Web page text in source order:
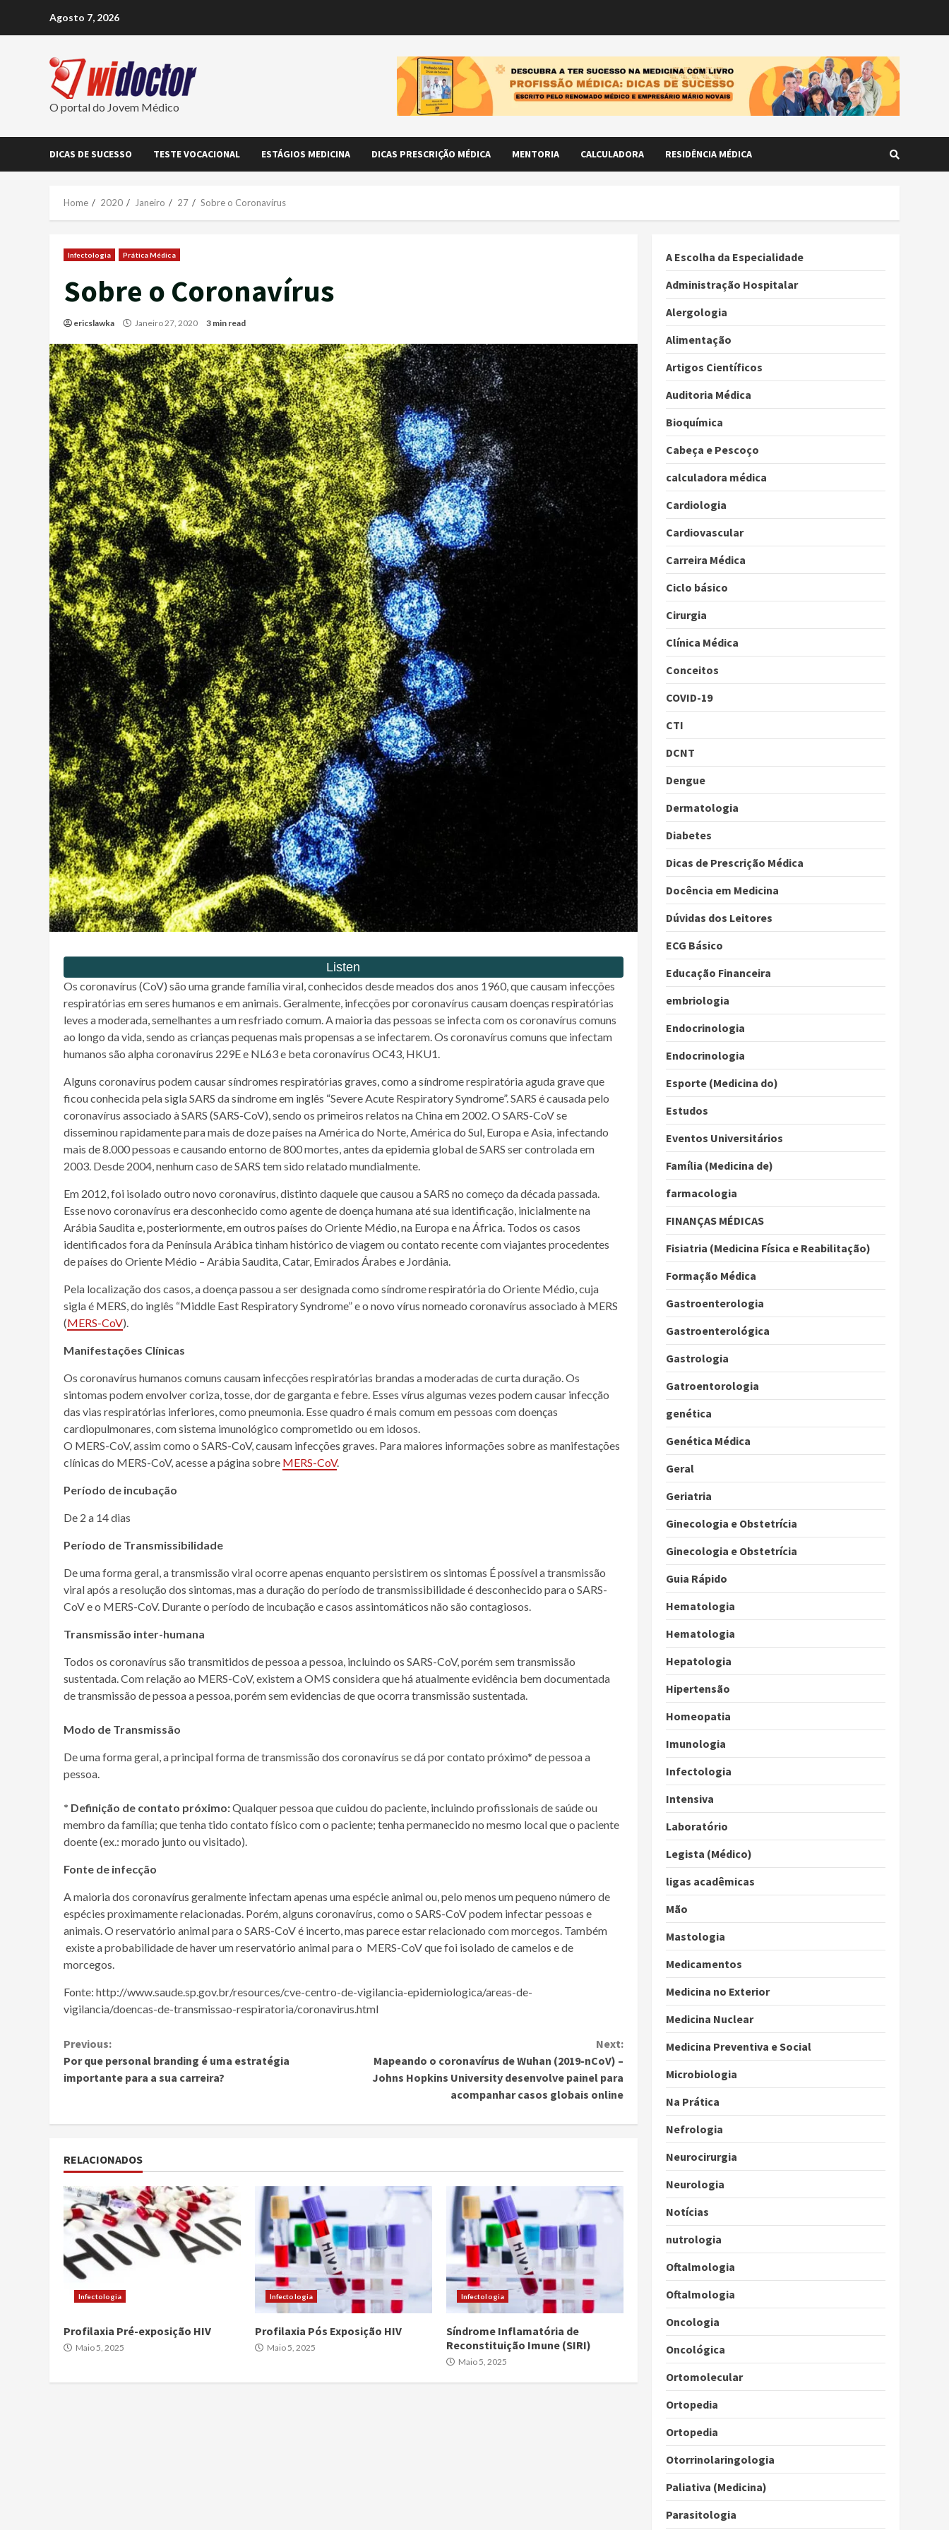
Agosto 7, 2026
O portal do Jovem Médico
DICAS DE SUCESSO TESTE VOCACIONAL ESTÁGIOS MEDICINA DICAS PRESCRIÇÃO MÉDICA MENTORIA CALCULADORA RESIDÊNCIA MÉDICA
Home 2020 Janeiro 27 Sobre o Coronavírus
Infectologia Prática Médica
Sobre o Coronavírus
ericslawka Janeiro 27, 2020 3 min read
Os coronavírus (CoV) são uma grande família viral, conhecidos desde meados dos anos 1960, que causam infecções
respiratórias em seres humanos e em animais. Geralmente, infecções por coronavírus causam doenças respiratórias
leves a moderada, semelhantes a um resfriado comum. A maioria das pessoas se infecta com os coronavírus comuns
ao longo da vida, sendo as crianças pequenas mais propensas a se infectarem. Os coronavírus comuns que infectam
humanos são alpha coronavírus 229E e NL63 e beta coronavírus OC43, HKU1.
Alguns coronavírus podem causar síndromes respiratórias graves, como a síndrome respiratória aguda grave que
ficou conhecida pela sigla SARS da síndrome em inglês “Severe Acute Respiratory Syndrome”. SARS é causada pelo
coronavírus associado à SARS (SARS-CoV), sendo os primeiros relatos na China em 2002. O SARS-CoV se
disseminou rapidamente para mais de doze países na América do Norte, América do Sul, Europa e Asia, infectando
mais de 8.000 pessoas e causando entorno de 800 mortes, antes da epidemia global de SARS ser controlada em
2003. Desde 2004, nenhum caso de SARS tem sido relatado mundialmente.
Em 2012, foi isolado outro novo coronavírus, distinto daquele que causou a SARS no começo da década passada.
Esse novo coronavírus era desconhecido como agente de doença humana até sua identificação, inicialmente na
Arábia Saudita e, posteriormente, em outros países do Oriente Médio, na Europa e na África. Todos os casos
identificados fora da Península Arábica tinham histórico de viagem ou contato recente com viajantes procedentes
de países do Oriente Médio – Arábia Saudita, Catar, Emirados Árabes e Jordânia.
Pela localização dos casos, a doença passou a ser designada como síndrome respiratória do Oriente Médio, cuja
sigla é MERS, do inglês “Middle East Respiratory Syndrome” e o novo vírus nomeado coronavírus associado à MERS
(MERS-CoV).
Manifestações Clínicas
Os coronavírus humanos comuns causam infecções respiratórias brandas a moderadas de curta duração. Os
sintomas podem envolver coriza, tosse, dor de garganta e febre. Esses vírus algumas vezes podem causar infecção
das vias respiratórias inferiores, como pneumonia. Esse quadro é mais comum em pessoas com doenças
cardiopulmonares, com sistema imunológico comprometido ou em idosos.
O MERS-CoV, assim como o SARS-CoV, causam infecções graves. Para maiores informações sobre as manifestações
clínicas do MERS-CoV, acesse a página sobre MERS-CoV.
Período de incubação
De 2 a 14 dias
Período de Transmissibilidade
De uma forma geral, a transmissão viral ocorre apenas enquanto persistirem os sintomas É possível a transmissão
viral após a resolução dos sintomas, mas a duração do período de transmissibilidade é desconhecido para o SARS-
CoV e o MERS-CoV. Durante o período de incubação e casos assintomáticos não são contagiosos.
Transmissão inter-humana
Todos os coronavírus são transmitidos de pessoa a pessoa, incluindo os SARS-CoV, porém sem transmissão
sustentada. Com relação ao MERS-CoV, existem a OMS considera que há atualmente evidência bem documentada
de transmissão de pessoa a pessoa, porém sem evidencias de que ocorra transmissão sustentada.
Modo de Transmissão
De uma forma geral, a principal forma de transmissão dos coronavírus se dá por contato próximo* de pessoa a
pessoa.
* Definição de contato próximo:Qualquer pessoa que cuidou do paciente, incluindo profissionais de saúde ou
membro da família; que tenha tido contato físico com o paciente; tenha permanecido no mesmo local que o paciente
doente (ex.: morado junto ou visitado).
Fonte de infecção
A maioria dos coronavírus geralmente infectam apenas uma espécie animal ou, pelo menos um pequeno número de
espécies proximamente relacionadas. Porém, alguns coronavírus, como o SARS-CoV podem infectar pessoas e
animais. O reservatório animal para o SARS-CoV é incerto, mas parece estar relacionado com morcegos. Também
existe a probabilidade de haver um reservatório animal para o MERS-CoV que foi isolado de camelos e de
morcegos.
Fonte: http://www.saude.sp.gov.br/resources/cve-centro-de-vigilancia-epidemiologica/areas-de-
vigilancia/doencas-de-transmissao-respiratoria/coronavirus.html
Continue
Reading
Previous:
Por que personal branding é uma estratégia
importante para a sua carreira?
Next:
Mapeando o coronavírus de Wuhan (2019-nCoV) –
Johns Hopkins University desenvolve painel para
acompanhar casos globais online
RELACIONADOS
Infectologia
Profilaxia Pré-exposição HIV
Maio 5, 2025
Infectologia
Profilaxia Pós Exposição HIV
Maio 5, 2025
Infectologia
Síndrome Inflamatória de
Reconstituição Imune (SIRI)
Maio 5, 2025
A Escolha da Especialidade
Administração Hospitalar
Alergologia
Alimentação
Artigos Científicos
Auditoria Médica
Bioquímica
Cabeça e Pescoço
calculadora médica
Cardiologia
Cardiovascular
Carreira Médica
Ciclo básico
Cirurgia
Clínica Médica
Conceitos
COVID-19
CTI
DCNT
Dengue
Dermatologia
Diabetes
Dicas de Prescrição Médica
Docência em Medicina
Dúvidas dos Leitores
ECG Básico
Educação Financeira
embriologia
Endocrinologia
Endocrinologia
Esporte (Medicina do)
Estudos
Eventos Universitários
Família (Medicina de)
farmacologia
FINANÇAS MÉDICAS
Fisiatria (Medicina Física e Reabilitação)
Formação Médica
Gastroenterologia
Gastroenterológica
Gastrologia
Gatroentorologia
genética
Genética Médica
Geral
Geriatria
Ginecologia e Obstetrícia
Ginecologia e Obstetrícia
Guia Rápido
Hematologia
Hematologia
Hepatologia
Hipertensão
Homeopatia
Imunologia
Infectologia
Intensiva
Laboratório
Legista (Médico)
ligas acadêmicas
Mão
Mastologia
Medicamentos
Medicina no Exterior
Medicina Nuclear
Medicina Preventiva e Social
Microbiologia
Na Prática
Nefrologia
Neurocirurgia
Neurologia
Notícias
nutrologia
Oftalmologia
Oftalmologia
Oncologia
Oncológica
Ortomolecular
Ortopedia
Ortopedia
Otorrinolaringologia
Paliativa (Medicina)
Parasitologia